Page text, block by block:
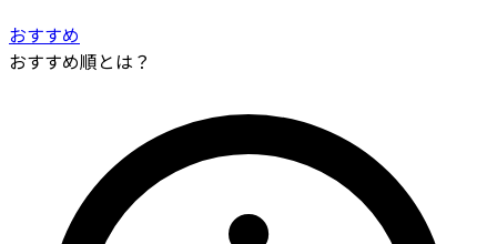
おすすめ
おすすめ順とは？